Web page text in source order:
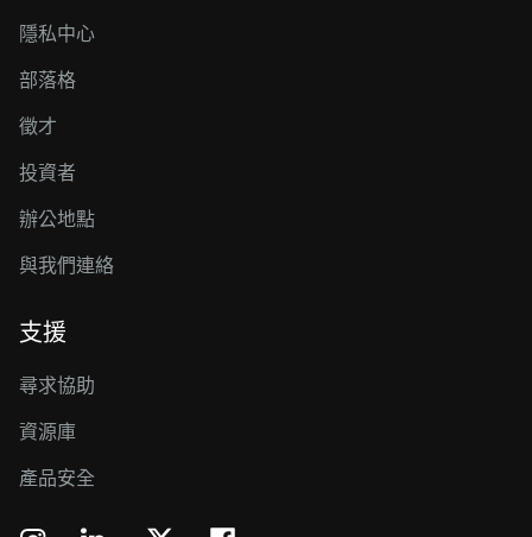
隱私中心
部落格
徵才
投資者
辦公地點
與我們連絡
支援
尋求協助
資源庫
產品安全